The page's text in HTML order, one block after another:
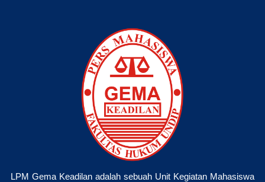
LPM Gema Keadilan adalah sebuah Unit Kegiatan Mahasiswa